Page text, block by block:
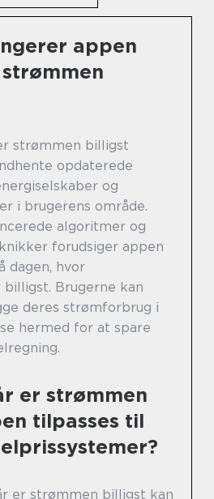
appen
strømmen billigst
opdaterede
og
i brugerens område.
algoritmer og
forudsiger appen
dagen, hvor
Brugerne kan
deres strømforbrug i
hermed for at spare
er strømmen
tilpasses til
er strømmen billigst kan